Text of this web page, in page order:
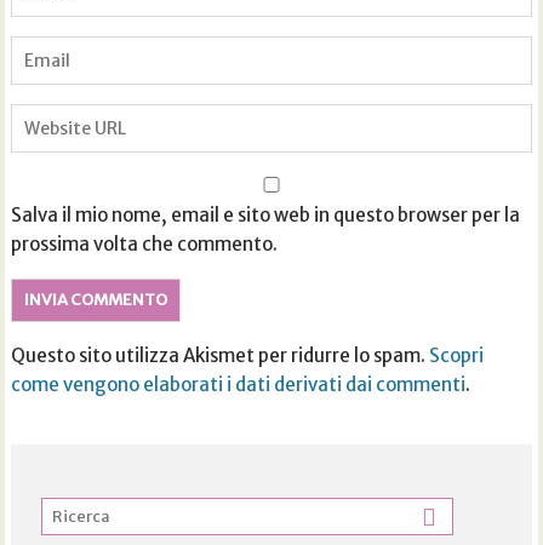
Salva il mio nome, email e sito web in questo browser per la
prossima volta che commento.
Questo sito utilizza Akismet per ridurre lo spam. Scopri
come vengono elaborati i dati derivati dai commenti.